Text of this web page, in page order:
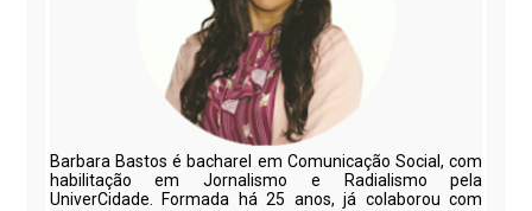
Barbara Bastos é bacharel em Comunicação Social, com
habilitação em Jornalismo e Radialismo pela
UniverCidade. Formada há 25 anos, já colaborou com